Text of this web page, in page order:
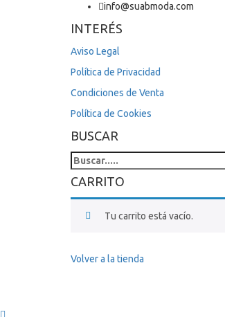
info@suabmoda.com
INTERÉS
Aviso Legal
Política de Privacidad
Condiciones de Venta
Política de Cookies
BUSCAR
Search
for:
CARRITO
Tu carrito está vacío.
Volver a la tienda